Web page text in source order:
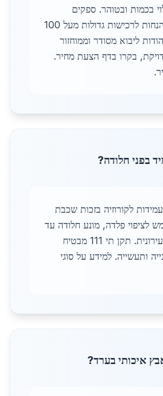
בכמות ובטוהר. ספקים
מקומיים מציעים הנחות לרכישות גדולות מעל 100
ליבוא מסודר וממוחזור
בקרו בדף הצעת מחיר.
בפני חלודה?
לקורוזיה בזכות שכבת
לציפוי פלדה, מונע חלודה עד
50 שנה בסביבה עירונית. תקן תי 111 מבטיח
ותעשייה. למידע על סוגי
איכותי בערד?